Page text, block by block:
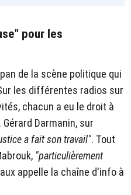
pour les
de la scène politique qui
les différentes radios sur
chacun a eu le droit à
Darmanin, sur
a fait son travail". Tout
"particulièrement
appelle la chaîne d'info à